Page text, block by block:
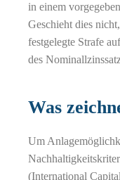
in einem
Geschieht dies
festgelegte Strafe
des
Was
Um
(International